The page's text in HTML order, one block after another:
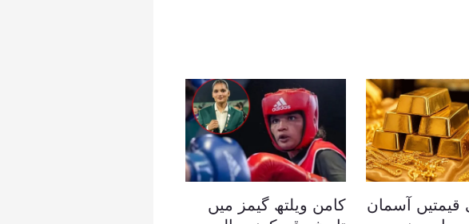
آسمان
کامن ویلتھ گیمز میں